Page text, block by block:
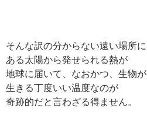
そんな訳の分からない遠い場所に
ある太陽から発せられる熱が
地球に届いて、なおかつ、生物が
生きる丁度いい温度なのが
奇跡的だと言わざる得ません。